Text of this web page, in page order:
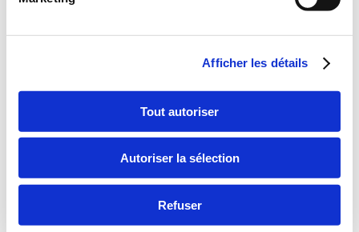
Afficher les détails
Tout autoriser
Autoriser la sélection
Refuser
Paiement sur place au Château d'Augerville
Tarifs par personne sur base double, valables pour des séjours
Une nuit pour savourer l’instant, entre douceur, élégance et sérénité
Escapade Romantique & Bien Etre 1 nuit-36%
1 diner 4 plats à la Carte avec Entrée, Plat, Fromage et Dessert
199 €/pers